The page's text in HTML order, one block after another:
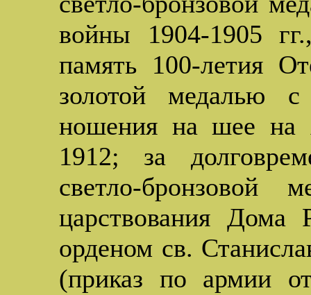
войны 1904-1905
память 100-летия
золотой медалью
ношения на шее на
1912; за
светло-бронзовой
царствования Дома
орденом св.
(приказ по армии